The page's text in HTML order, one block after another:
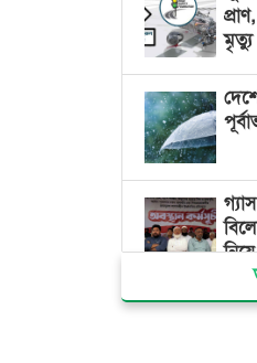
মৃত্যু